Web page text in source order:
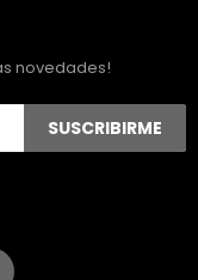
novedades!
SUSCRIBIRME